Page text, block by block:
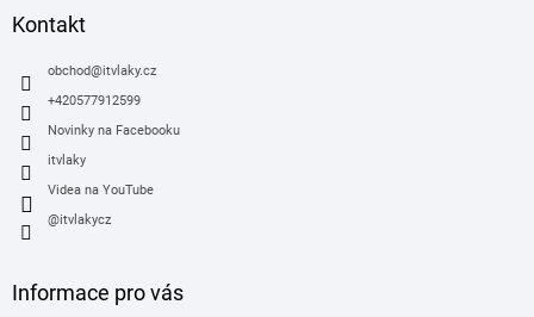
Kontakt
obchod@itvlaky.cz
+420577912599
Novinky na Facebooku
itvlaky
Videa na YouTube
@itvlakycz
Informace pro vás